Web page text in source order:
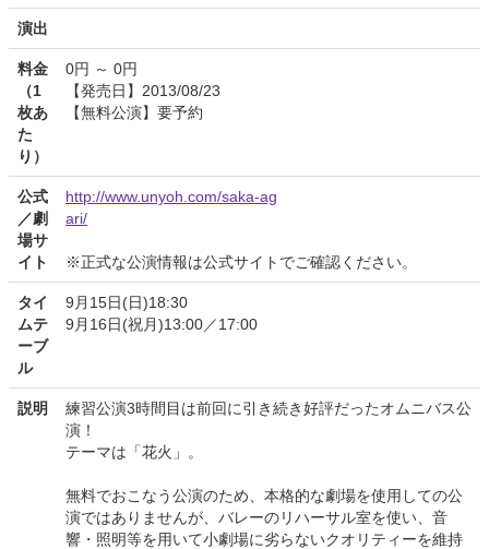
演出
料金
（1
枚あ
た
り）
0円 ～ 0円
【発売日】2013/08/23
【無料公演】要予約
公式
／劇
場サ
イト
http://www.unyoh.com/saka-ag
ari/
※正式な公演情報は公式サイトでご確認ください。
タイ
ムテ
ーブ
ル
9月15日(日)18:30
9月16日(祝月)13:00／17:00
説明
練習公演3時間目は前回に引き続き好評だったオムニバス公
演！
テーマは「花火」。
無料でおこなう公演のため、本格的な劇場を使用しての公
演ではありませんが、バレーのリハーサル室を使い、音
響・照明等を用いて小劇場に劣らないクオリティーを維持